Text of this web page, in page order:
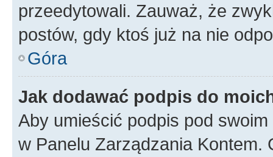
przeedytowali. Zauważ, że
postów, gdy ktoś już na nie
Góra
Jak dodawać podpis do
Aby umieścić podpis pod
w Panelu Zarządzania